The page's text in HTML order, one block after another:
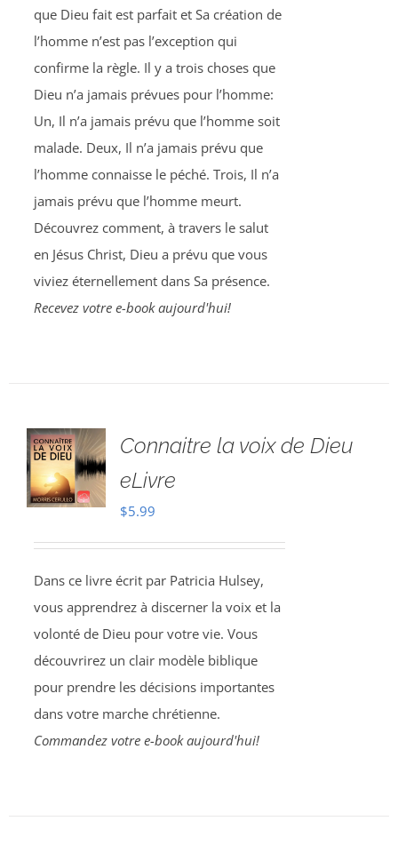
que Dieu fait est parfait et Sa création de
l’homme n’est pas l’exception qui
confirme la règle. Il y a trois choses que
Dieu n’a jamais prévues pour l’homme:
Un, Il n’a jamais prévu que l’homme soit
malade. Deux, Il n’a jamais prévu que
l’homme connaisse le péché. Trois, Il n’a
jamais prévu que l’homme meurt.
Découvrez comment, à travers le salut
en Jésus Christ, Dieu a prévu que vous
viviez éternellement dans Sa présence.
Recevez votre e-book aujourd'hui!
Connaitre la voix de Dieu
eLivre
$5.99
Dans ce livre écrit par Patricia Hulsey,
vous apprendrez à discerner la voix et la
volonté de Dieu pour votre vie. Vous
découvrirez un clair modèle biblique
pour prendre les décisions importantes
dans votre marche chrétienne.
Commandez votre e-book aujourd'hui!